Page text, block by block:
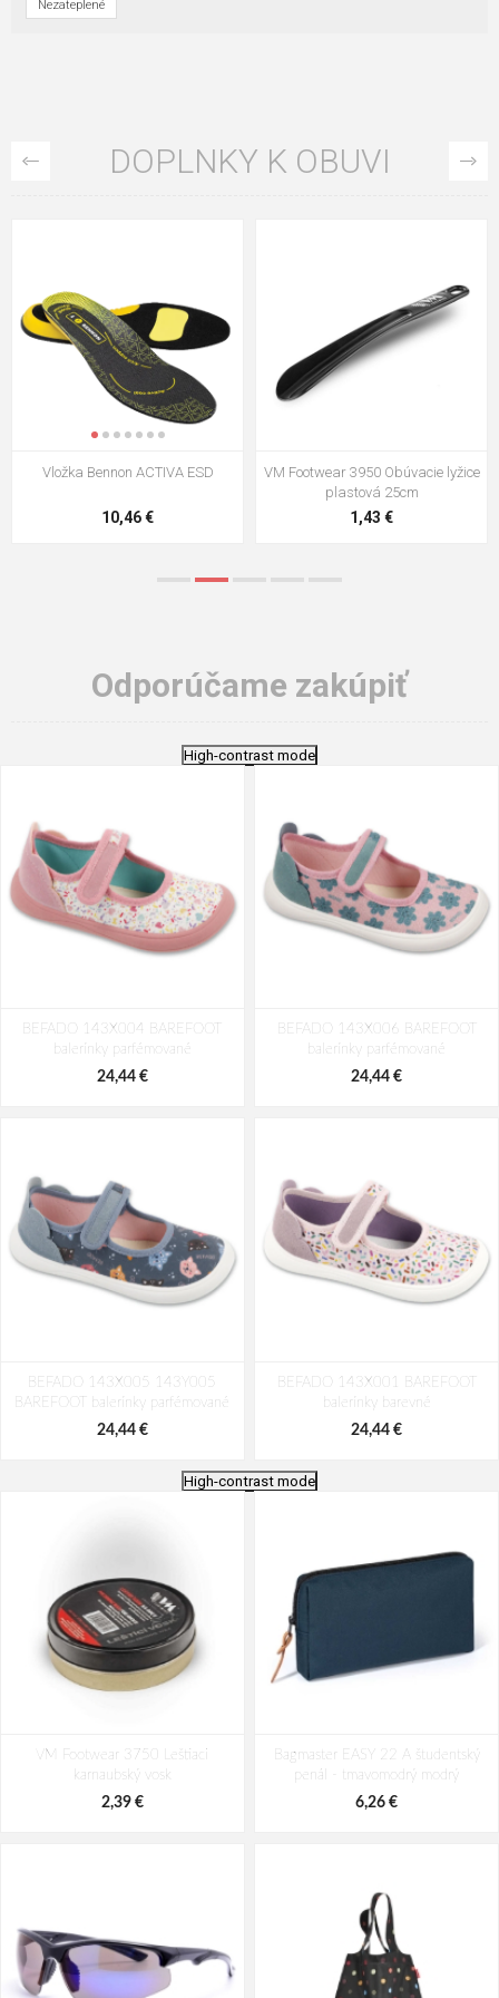
Nezateplené
DOPLNKY K OBUVI
VM Footwear 3009 Vkladacia
5,21 €
VM Footwear 3102 Šnúrky ploché
0,79 €
Odporúčame zakúpiť
High-contrast mode
BEFADO 143X004 BAREFOOT
balerínky parfémované
24,44 €
BEFADO 143X006 BAREFOOT
balerínky parfémované
24,44 €
BEFADO 143X005 143Y005
BAREFOOT balerínky parfémované
24,44 €
BEFADO 143X001 BAREFOOT
balerínky barevné
24,44 €
balerínky kočky
24,44 €
balerínky medvídci
24,44 €
High-contrast mode
VM Footwear 3750 Leštiaci
karnaubský vosk
2,39 €
Bagmaster EASY 22 A študentský
penál - tmavomodrý modrý
6,26 €